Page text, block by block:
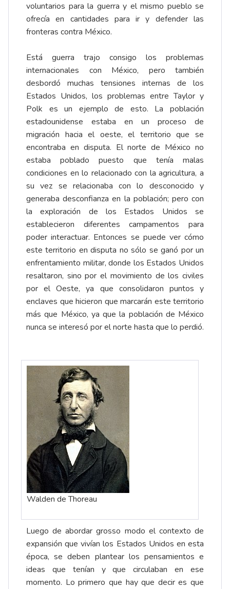
voluntarios para la guerra y el mismo pueblo se
ofrecía en cantidades para ir y defender las
fronteras contra México.
Está guerra trajo consigo los problemas
internacionales con México, pero también
desbordó muchas tensiones internas de los
Estados Unidos, los problemas entre Taylor y
Polk es un ejemplo de esto. La población
estadounidense estaba en un proceso de
migración hacia el oeste, el territorio que se
encontraba en disputa. El norte de México no
estaba poblado puesto que tenía malas
condiciones en lo relacionado con la agricultura, a
su vez se relacionaba con lo desconocido y
generaba desconfianza en la población; pero con
la exploración de los Estados Unidos se
establecieron diferentes campamentos para
poder interactuar. Entonces se puede ver cómo
este territorio en disputa no sólo se ganó por un
enfrentamiento militar, donde los Estados Unidos
resaltaron, sino por el movimiento de los civiles
por el Oeste, ya que consolidaron puntos y
enclaves que hicieron que marcarán este territorio
más que México, ya que la población de México
nunca se interesó por el norte hasta que lo perdió.
Walden de Thoreau
Luego de abordar grosso modo el contexto de
expansión que vivían los Estados Unidos en esta
época, se deben plantear los pensamientos e
ideas que tenían y que circulaban en ese
momento. Lo primero que hay que decir es que